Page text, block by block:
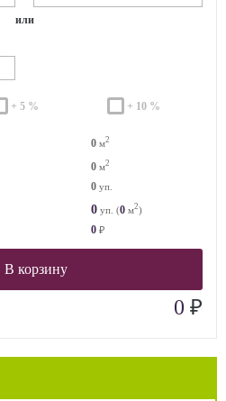
или
+ 5 % + 10 %
0 м2
0 м2
0 уп.
0 уп. (0 м2)
0 ₽
В корзину
0 ₽